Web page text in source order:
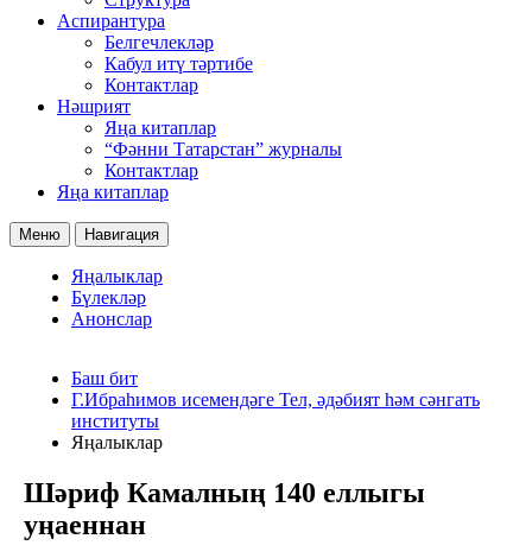
Аспирантура
Белгечлекләр
Кабул итү тәртибе
Контактлар
Нәшрият
Яңа китаплар
“Фәнни Татарстан” журналы
Контактлар
Яңа китаплар
Меню Навигация
Яңалыклар
Бүлекләр
Анонслар
Баш бит
Г.Ибраһимов исемендәге Тел, әдәбият һәм сәнгать
институты
Яңалыклар
Шәриф Камалның 140 еллыгы
уңаеннан